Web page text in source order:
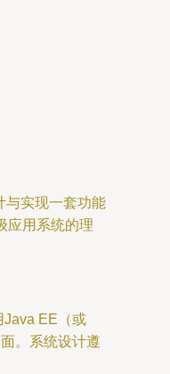
与实现一套功能
应用系统的理
Java EE（或
。系统设计遵